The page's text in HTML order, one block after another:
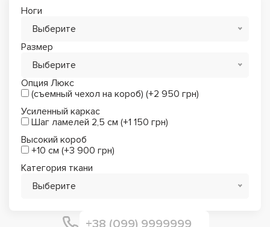
Ноги
Выберите
Размер
Выберите
Опция Люкс
(съемный чехол на короб) (+2 950 грн)
Усиленный каркас
Шаг ламелей 2,5 см (+1 150 грн)
Высокий короб
+10 см (+3 900 грн)
Категория ткани
Выберите